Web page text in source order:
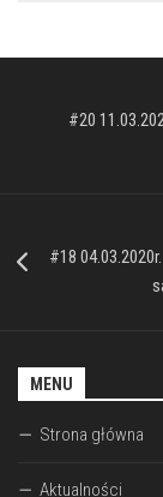
#20
#18
MENU
Strona główna
Aktualności